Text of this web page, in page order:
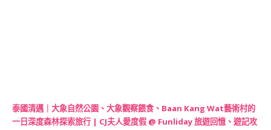
泰國清邁｜大象自然公園、大象觀察餵食、Baan Kang Wat藝術村的
一日深度森林探索旅行 | CJ夫人愛度假 @ Funliday 旅遊回憶、遊記攻